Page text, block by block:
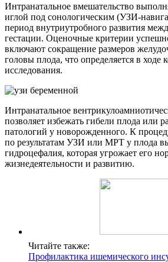
Интранатальное вмешательство
иглой под сонологическим (УЗИ-
период внутриутробного развития
гестации. Оценочные критерии
включают сокращение размеров
головы плода, что определяется в ходе
исследования.
Интранатальное
позволяет избежать гибели плода или
патологий у новорожденного. К
по результатам УЗИ или МРТ у плода
гидроцефалия, которая угрожает его
жизнедеятельности и развитию.
Читайте также:
Профилактика ишемического